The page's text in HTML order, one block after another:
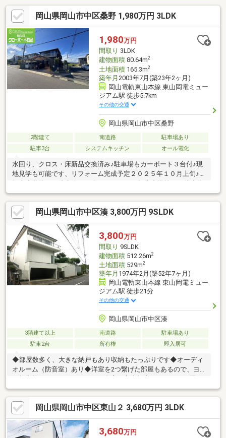
岡山県岡山市中区桑野 1,980万円 3LDK
1,980万円
間取り 3LDK
建物面積80.64m2
土地面積165.3m2
築年月 2003年7月(築23年2ヶ月)
岡山電軌東山本線 東山岡電ミュー
ジアム駅 徒歩5.7km
その他の交通
岡山県岡山市中区桑野
2階建て 南道路
駐車場あり
駐車3台
システムキッチン オール電化
水回り、クロス・床新品交換済み♪駐車場もカーポート３台付♪現
地見学も可能です、リフォーム完成予定２０２５年１０月上旬♪
１６分（約1200ｍ）
岡山県岡山市中区湊 3,800万円 9SLDK
3,800万円
間取り 9SLDK
建物面積512.26m2
土地面積529m2
築年月 1974年2月(築52年7ヶ月)
岡山電軌東山本線 東山岡電ミュー
ジアム駅 徒歩21分
その他の交通
岡山県岡山市中区湊
3階建て以上 南道路
駐車場あり
駐車2台
所有権 即入居可
◆部屋数多く、大きな納戸もあり収納もたっぷりです◆オーディ
オルーム（防音室）あり◆洋室を2つ繋げた部屋もあるので、ヨ
事教室、趣味に映画鑑賞もいいですね◆小学校は少し遠いです。
高台に位置していますので足腰はしっかり鍛えられます※ハザー
ドマップによる被害想定のない場所です・お急ぎの場合や当日の
予約はお電話ください。ご対応可能な時もございます。
岡山県岡山市中区東山２ 3,680万円 3LDK
3,680万円